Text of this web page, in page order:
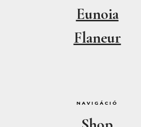
Eunoia
Flaneur
NAVIGÁCIÓ